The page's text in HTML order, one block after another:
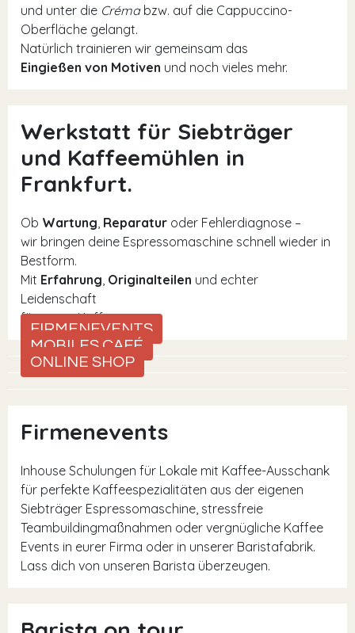
und unter die Crémabzw. auf die Cappuccino-
Oberfläche gelangt.
Natürlich trainieren wir gemeinsam das
Eingießen von Motiven und noch vieles mehr.
Werkstatt für Siebträger
und Kaffeemühlen in
Frankfurt.
Ob Wartung, Reparatur oder Fehlerdiagnose –
wir bringen deine Espressomaschine schnell wieder in
Bestform.
Mit Erfahrung, Originalteilen und echter
Leidenschaft
für guten Kaffee.
FIRMENEVENTS
MOBILES CAFÉ
ONLINE SHOP
Firmenevents
Inhouse Schulungen für Lokale mit Kaffee-Ausschank
für perfekte Kaffeespezialitäten aus der eigenen
Siebträger Espressomaschine, stressfreie
Teambuildingmaßnahmen oder vergnügliche Kaffee
Events in eurer Firma oder in unserer Baristafabrik.
Lass dich von unseren Barista überzeugen.